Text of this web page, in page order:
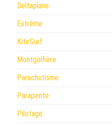
Deltaplane
Extrême
KiteSurf
Montgolfière
Parachutisme
Parapente
Pilotage